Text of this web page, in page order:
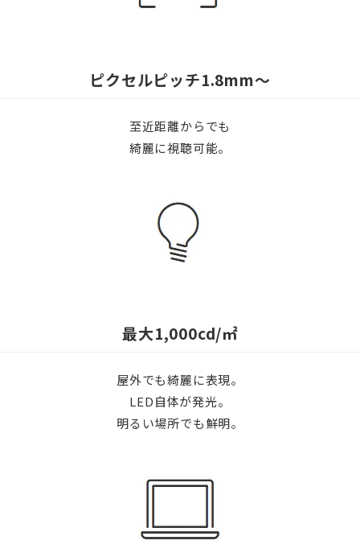
ピクセルピッチ1.8mm〜
至近距離からでも
綺麗に視聴可能。
最大1,000cd/㎡
屋外でも綺麗に表現。
LED自体が発光。
明るい場所でも鮮明。